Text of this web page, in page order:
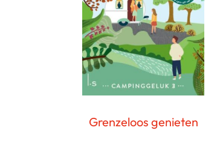
Grenzeloos genieten